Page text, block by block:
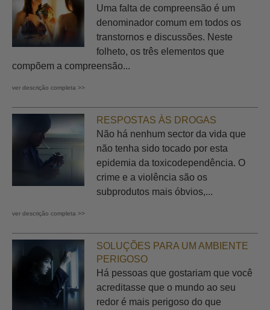
Uma falta de compreensão é um
denominador comum em todos os
transtornos e discussões. Neste
folheto, os três elementos que
compõem a compreensão...
ver descrição completa >>
RESPOSTAS ÀS DROGAS
Não há nenhum sector da vida que
não tenha sido tocado por esta
epidemia da toxicodependência. O
crime e a violência são os
subprodutos mais óbvios,...
ver descrição completa >>
SOLUÇÕES PARA UM AMBIENTE
PERIGOSO
Há pessoas que gostariam que você
acreditasse que o mundo ao seu
redor é mais perigoso do que